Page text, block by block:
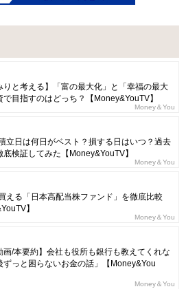
りと考える】「富の最大化」と「幸福の最大
で目指すのはどっち？【Money&YouTV】
Money＆You
立日は何日がベスト？損する日はいつ？過去
底検証してみた【Money&YouTV】
Money＆You
える「日本高配当株ファンド」を徹底比較
】
Money＆You
画/本要約】会社も役所も銀行も教えてくれな
ずっと困らないお金の話」【Money&You
Money＆You